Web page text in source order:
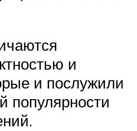
и
и послужили
популярности